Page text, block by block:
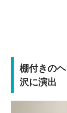
棚付きの
沢に演出